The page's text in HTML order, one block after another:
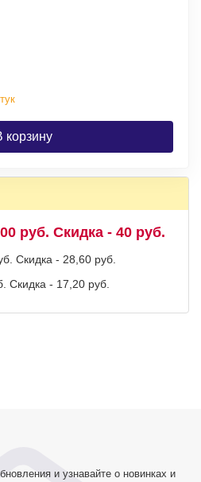
корзину
руб. Скидка - 40 руб.
Скидка - 28,60 руб.
Скидка - 17,20 руб.
и узнавайте о новинках и